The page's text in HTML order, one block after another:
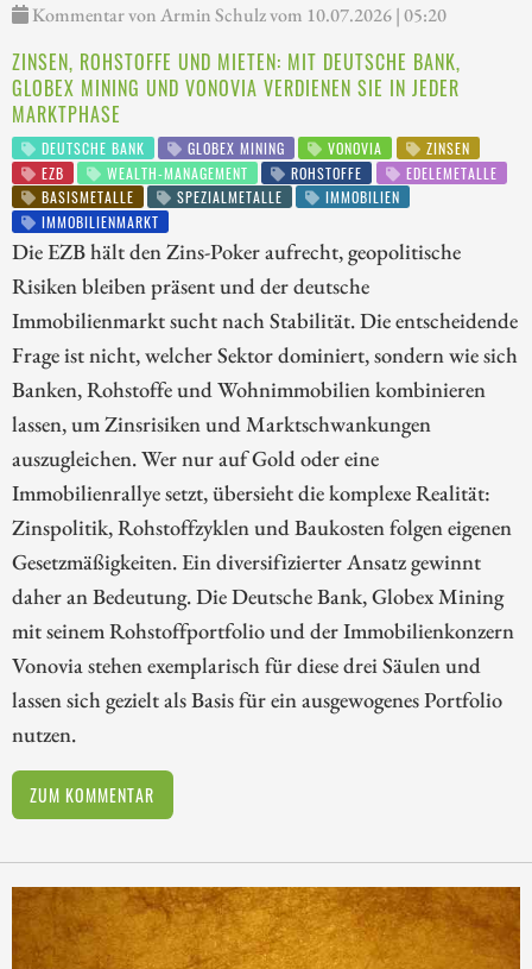
Kommentar von Armin Schulz vom 10.07.2026 | 05:20
ZINSEN, ROHSTOFFE UND MIETEN: MIT DEUTSCHE BANK,
GLOBEX MINING UND VONOVIA VERDIENEN SIE IN JEDER
MARKTPHASE
DEUTSCHE BANK GLOBEX MINING VONOVIA
ZINSEN
EZB
WEALTH-MANAGEMENT ROHSTOFFE
EDELEMETALLE
BASISMETALLE
SPEZIALMETALLE
IMMOBILIEN
IMMOBILIENMARKT
Die EZB hält den Zins-Poker aufrecht, geopolitische
Risiken bleiben präsent und der deutsche
Immobilienmarkt sucht nach Stabilität. Die entscheidende
Frage ist nicht, welcher Sektor dominiert, sondern wie sich
Banken, Rohstoffe und Wohnimmobilien kombinieren
lassen, um Zinsrisiken und Marktschwankungen
auszugleichen. Wer nur auf Gold oder eine
Immobilienrallye setzt, übersieht die komplexe Realität:
Zinspolitik, Rohstoffzyklen und Baukosten folgen eigenen
Gesetzmäßigkeiten. Ein diversifizierter Ansatz gewinnt
daher an Bedeutung. Die Deutsche Bank, Globex Mining
mit seinem Rohstoffportfolio und der Immobilienkonzern
Vonovia stehen exemplarisch für diese drei Säulen und
lassen sich gezielt als Basis für ein ausgewogenes Portfolio
nutzen.
ZUM KOMMENTAR